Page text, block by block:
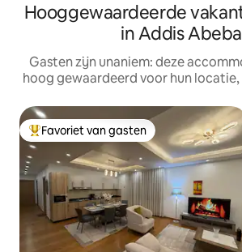
Hooggewaardeerde
in Addis Abeba
Gasten zijn unaniem: deze
hoog gewaardeerd voor hun locatie,
Topfavoriet van gasten
Favoriet van gasten